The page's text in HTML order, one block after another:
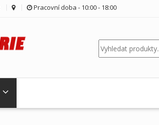
Pracovní doba - 10:00 - 18:00
Hledat